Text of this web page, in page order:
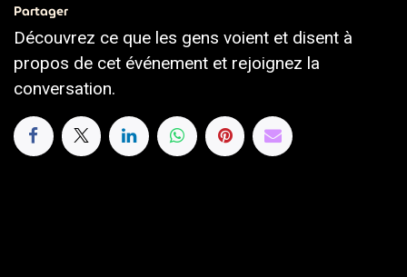
Partager
Découvrez ce que les gens voient et disent à
propos de cet événement et rejoignez la
conversation.